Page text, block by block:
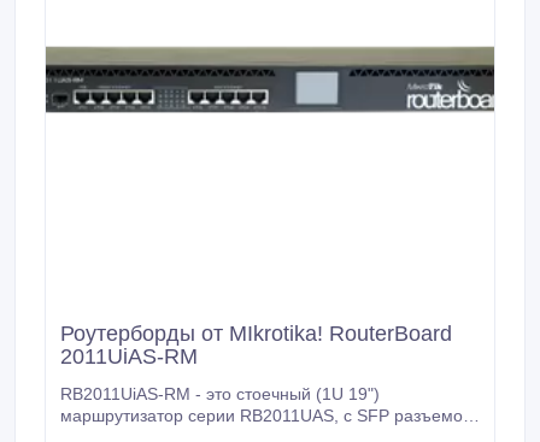
Роутерборды от MIkrotika! RouterBoard
2011UiAS-RM
RB2011UiAS-RM - это стоечный (1U 19")
маршрутизатор серии RB2011UAS, с SFP разъемом